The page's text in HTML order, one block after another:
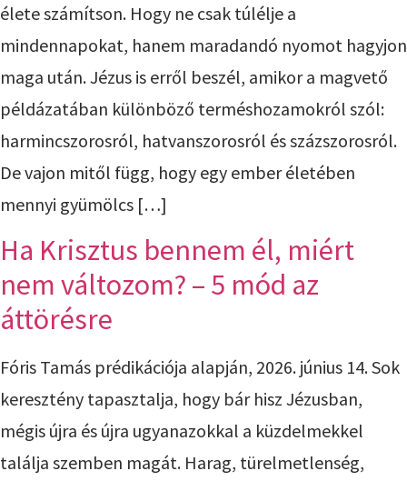
élete számítson. Hogy ne csak túlélje a
mindennapokat, hanem maradandó nyomot hagyjon
maga után. Jézus is erről beszél, amikor a magvető
példázatában különböző terméshozamokról szól:
harmincszorosról, hatvanszorosról és százszorosról.
De vajon mitől függ, hogy egy ember életében
mennyi gyümölcs […]
Ha Krisztus bennem él, miért
nem változom? – 5 mód az
áttörésre
Fóris Tamás prédikációja alapján, 2026. június 14. Sok
keresztény tapasztalja, hogy bár hisz Jézusban,
mégis újra és újra ugyanazokkal a küzdelmekkel
találja szemben magát. Harag, türelmetlenség,